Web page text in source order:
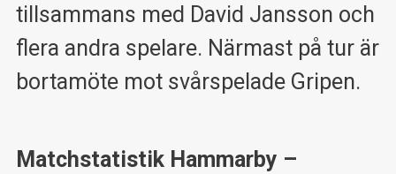
tillsammans med David Jansson och
flera andra spelare. Närmast på tur är
bortamöte mot svårspelade Gripen.
Matchstatistik Hammarby –